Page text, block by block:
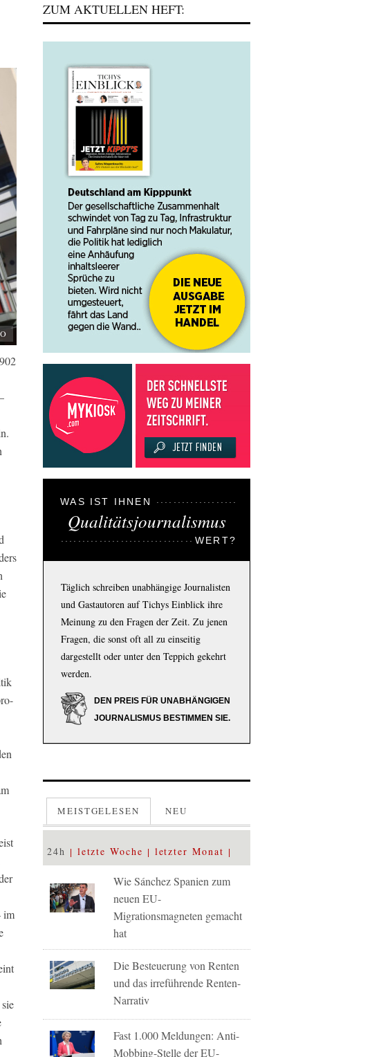
im
ZUM AKTUELLEN HEFT:
WAS IST IHNEN
Qualitätsjournalismus
WERT?
Täglich schreiben unabhängige Journalisten
und Gastautoren auf Tichys Einblick ihre
Meinung zu den Fragen der Zeit. Zu jenen
Fragen, die sonst oft all zu einseitig
dargestellt oder unter den Teppich gekehrt
werden.
DEN PREIS FÜR UNABHÄNGIGEN
JOURNALISMUS BESTIMMEN SIE.
MEISTGELESEN NEU
24h letzte Woche letzter Monat
Wie Sánchez Spanien zum
neuen EU-
Migrationsmagneten gemacht
hat
Die Besteuerung von Renten
und das irreführende Renten-
Narrativ
Fast 1.000 Meldungen: Anti-
Mobbing-Stelle der EU-